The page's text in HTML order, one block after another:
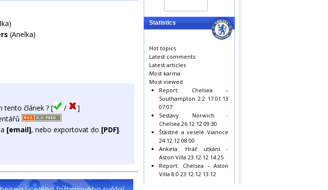
(Anelka)
tento článek ? [ /
]
[email], nebo exportovat do [PDF].
Statistics
Hot topics
Latest comments
Latest articles
Most karma
Most viewed
Report: Chelsea –
Southampton 2:2 17.01.13
07:07
Sestavy: Norwich -
Chelsea 26.12.12 09:30
Šťastné a veselé Vianoce
24.12.12 08:00
Anketa: Hráč utkání -
Aston Villa 23.12.12 14:25
Report: Chelsea - Aston
Villa 8:0 23.12.12 13:12